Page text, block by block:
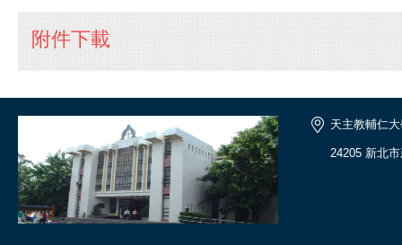
附件下載
天主教輔仁
24205 新北